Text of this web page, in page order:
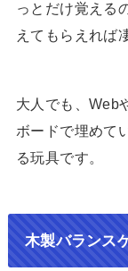
っとだけ覚える
えてもらえれば
大人でも、Web
ボードで埋めて
る玩具です。
木製バランス